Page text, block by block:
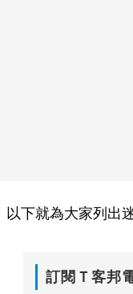
以下就為大家列出
訂閱Ｔ客邦